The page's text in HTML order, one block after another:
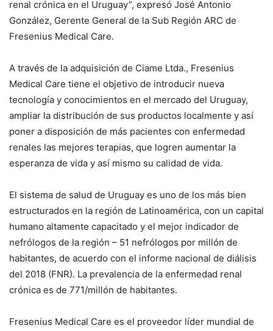
renal crónica en el Uruguay”, expresó José Antonio
González, Gerente General de la Sub Región ARC de
Fresenius Medical Care.
A través de la adquisición de Ciame Ltda., Fresenius
Medical Care tiene el objetivo de introducir nueva
tecnología y conocimientos en el mercado del Uruguay,
ampliar la distribución de sus productos localmente y así
poner a disposición de más pacientes con enfermedad
renales las mejores terapias, que logren aumentar la
esperanza de vida y así mismo su calidad de vida.
El sistema de salud de Uruguay es uno de los más bien
estructurados en la región de Latinoamérica, con un capital
humano altamente capacitado y el mejor indicador de
nefrólogos de la región – 51 nefrólogos por millón de
habitantes, de acuerdo con el informe nacional de diálisis
del 2018 (FNR). La prevalencia de la enfermedad renal
crónica es de 771/millón de habitantes.
Fresenius Medical Care es el proveedor líder mundial de